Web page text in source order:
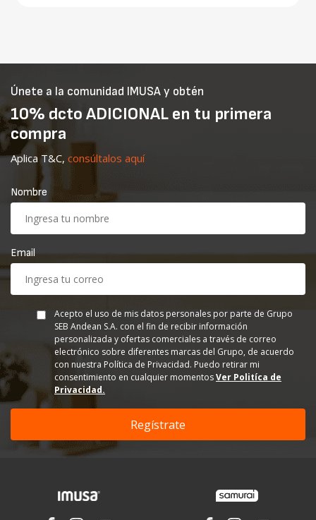
Únete a la comunidad IMUSA y obtén
10% dcto ADICIONAL en tu primera
compra
Aplica T&C, consúltalos aquí
Nombre
Email
Acepto el uso de mis datos personales por parte de Grupo
SEB Andean S.A. con el fin de recibir información
personalizada y ofertas comerciales a través de correo
electrónico sobre diferentes marcas del Grupo, de acuerdo
con nuestra Política de Privacidad. Puedo retirar mi
consentimiento en cualquier momentosVer Politíca de
Privacidad.